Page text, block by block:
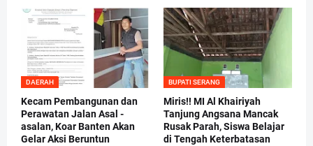
DAERAH
Kecam Pembangunan dan
Perawatan Jalan Asal -
asalan, Koar Banten Akan
Gelar Aksi Beruntun
BUPATI SERANG
Miris!! MI Al Khairiyah
Tanjung Angsana Mancak
Rusak Parah, Siswa Belajar
di Tengah Keterbatasan